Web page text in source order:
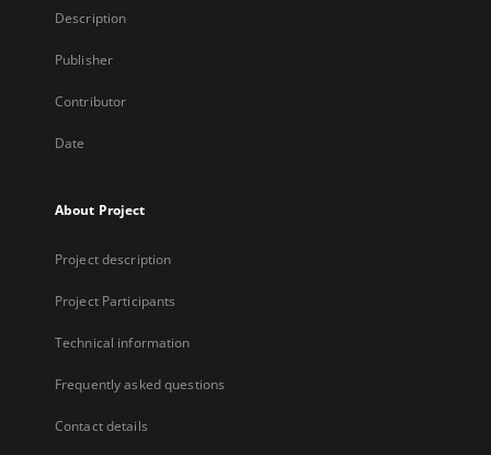
Description
Publisher
Contributor
Date
About Project
Project description
Project Participants
Technical information
Frequently asked questions
Contact details